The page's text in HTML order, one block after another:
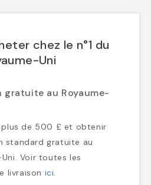
chez le n°1 du
Uni
gratuite au Royaume-
plus de 500 £ et obtenir
standard gratuite au
Voir toutes les
livraison ici.